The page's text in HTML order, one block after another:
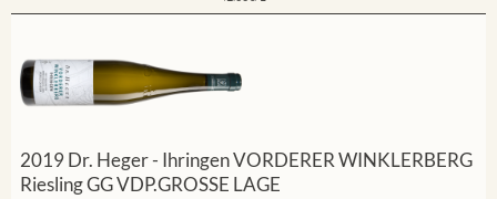
2019 Dr. Heger - Ihringen VORDERER WINKLERBERG
Riesling GG VDP.GROSSE LAGE